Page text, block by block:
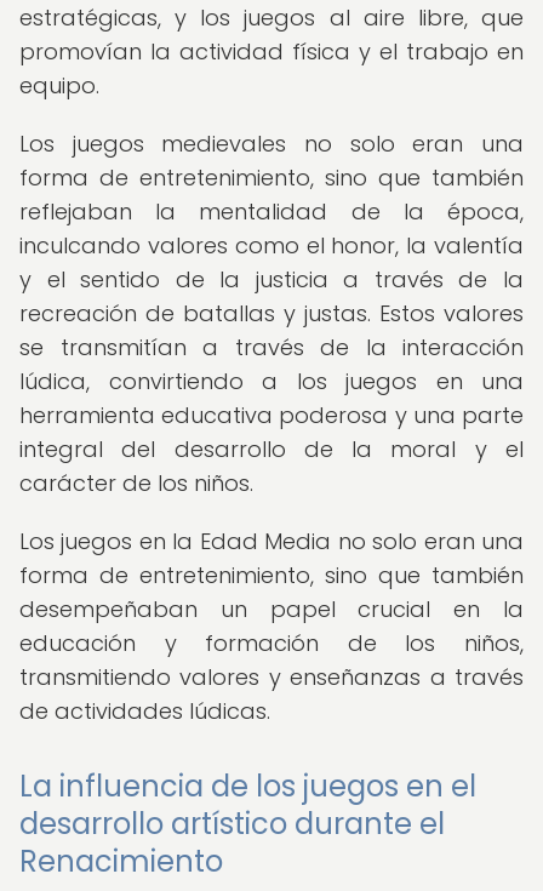
estratégicas, y los juegos al aire libre, que
promovían la actividad física y el trabajo en
equipo.
Los juegos medievales no solo eran una
forma de entretenimiento, sino que también
reflejaban la mentalidad de la época,
inculcando valores como el honor, la valentía
y el sentido de la justicia a través de la
recreación de batallas y justas. Estos valores
se transmitían a través de la interacción
lúdica, convirtiendo a los juegos en una
herramienta educativa poderosa y una parte
integral del desarrollo de la moral y el
carácter de los niños.
Los juegos en la Edad Media no solo eran una
forma de entretenimiento, sino que también
desempeñaban un papel crucial en la
educación y formación de los niños,
transmitiendo valores y enseñanzas a través
de actividades lúdicas.
La influencia de los juegos en el
desarrollo artístico durante el
Renacimiento